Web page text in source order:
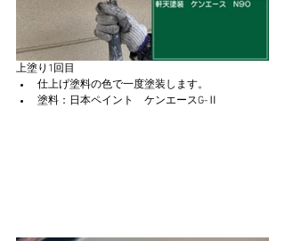
上塗り1回目
仕上げ塗料の色で一度塗装します。
塗料：日本ペイント　ケンエースG-Ⅱ